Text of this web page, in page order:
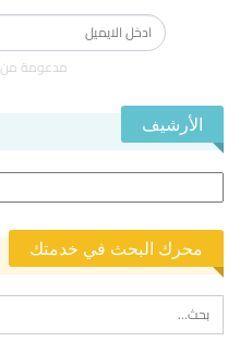
مدعومة من
الأرشيف
محرك البحث في خدمتك